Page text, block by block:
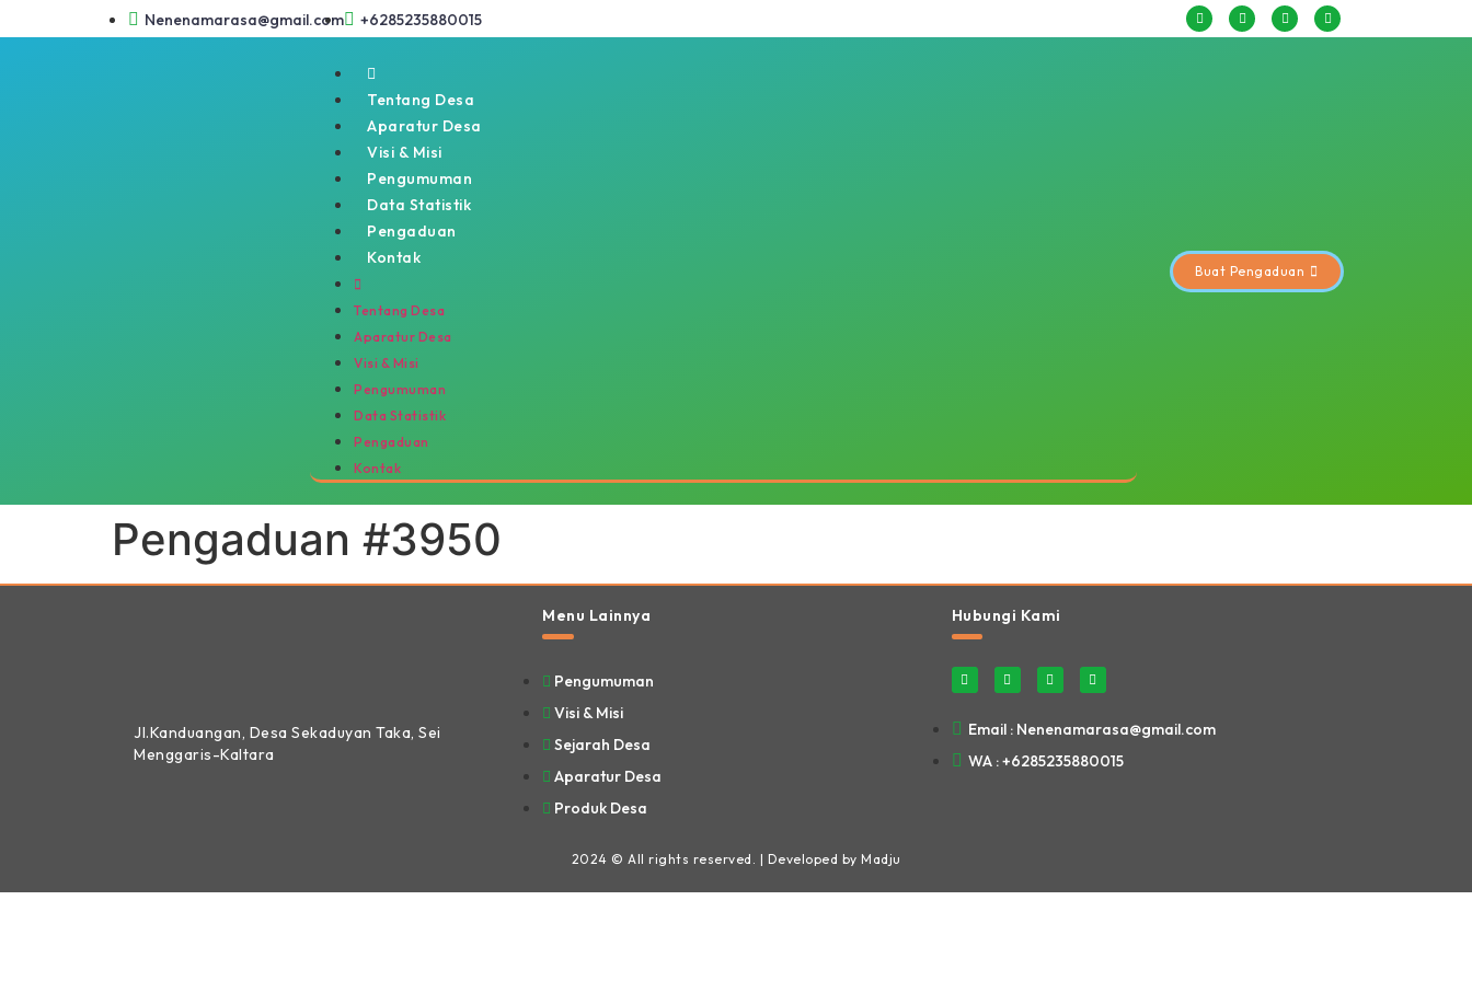
Nenenamarasa@gmail.com +6285235880015
Tentang Desa
Aparatur Desa
Visi & Misi
Pengumuman
Data Statistik
Pengaduan
Kontak
Tentang Desa
Aparatur Desa
Visi & Misi
Pengumuman
Data Statistik
Pengaduan
Kontak
Buat Pengaduan
Pengaduan #3950
Jl.Kanduangan, Desa Sekaduyan Taka, Sei
Menggaris-Kaltara
Menu Lainnya
Pengumuman
Visi & Misi
Sejarah Desa
Aparatur Desa
Produk Desa
Hubungi Kami
Email : Nenenamarasa@gmail.com
WA : +6285235880015
2024 © All rights reserved. | Developed by Madju